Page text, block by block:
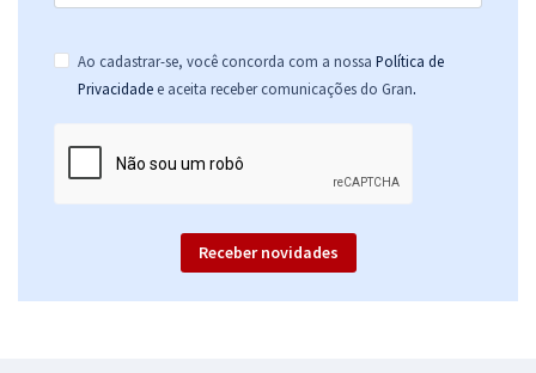
Federal Substituto (Pré-edital)
R$ 719,12à vista
R$59,93
Economize R$ 179,78 (-20%)
Comprar
Ao cadastrar-se, você concorda com a nossa Política de
Privacidade e aceita receber comunicações do Gran.
Receber novidades